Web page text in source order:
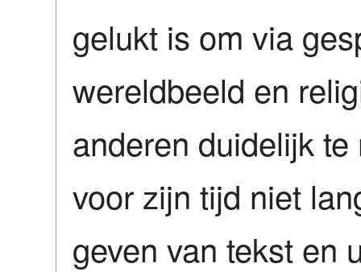
gelukt is om via
wereldbeeld en
anderen duidelijk
voor zijn tijd niet
geven van tekst en